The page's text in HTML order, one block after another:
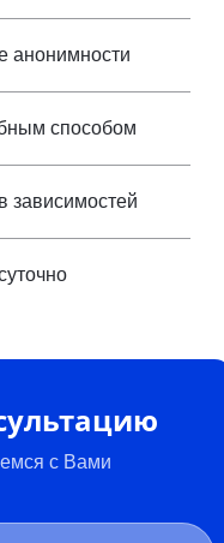
анонимности
способом
зависимостей
с Вами